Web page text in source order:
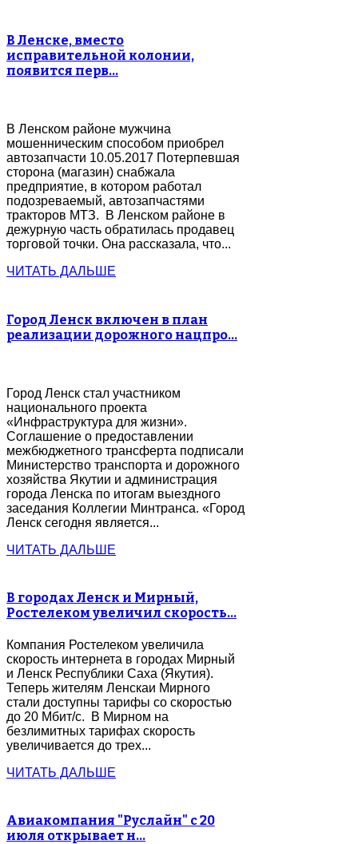
В Ленске, вместо
исправительной колонии,
появится перв…
В Ленском районе мужчина
мошенническим способом приобрел
автозапчасти 10.05.2017 Потерпевшая
сторона (магазин) снабжала
предприятие, в котором работал
подозреваемый, автозапчастями
тракторов МТЗ. В Ленском районе в
дежурную часть обратилась продавец
торговой точки. Она рассказала, что...
ЧИТАТЬ ДАЛЬШЕ
Город Ленск включен в план
реализации дорожного нацпро…
Город Ленск стал участником
национального проекта
«Инфраструктура для жизни».
Соглашение о предоставлении
межбюджетного трансферта подписали
Министерство транспорта и дорожного
хозяйства Якутии и администрация
города Ленска по итогам выездного
заседания Коллегии Минтранса. «Город
Ленск сегодня является...
ЧИТАТЬ ДАЛЬШЕ
В городах Ленск и Мирный,
Ростелеком увеличил скорость…
Компания Ростелеком увеличила
скорость интернета в городах Мирный
и Ленск Республики Саха (Якутия).
Теперь жителям Ленскаи Мирного
стали доступны тарифы со скоростью
до 20 Мбит/с. В Мирном на
безлимитных тарифах скорость
увеличивается до трех...
ЧИТАТЬ ДАЛЬШЕ
Авиакомпания "Руслайн" с 20
июля открывает н…